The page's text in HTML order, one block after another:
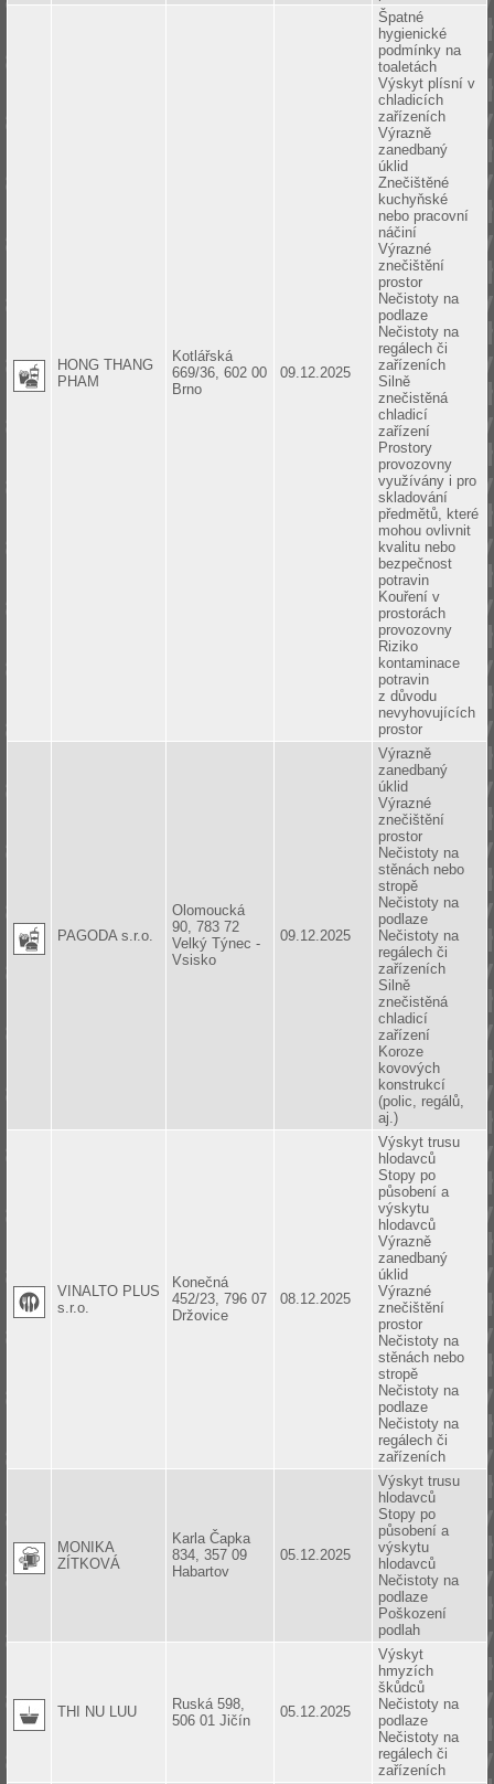
HONG THANG
PHAM
Kotlářská
669/36, 602 00
Brno
09.12.2025
Špatné
hygienické
podmínky na
toaletách
Výskyt plísní v
chladicích
zařízeních
Výrazně
zanedbaný
úklid
Znečištěné
kuchyňské
nebo pracovní
náčiní
Výrazné
znečištění
prostor
Nečistoty na
podlaze
Nečistoty na
regálech či
zařízeních
Silně
znečistěná
chladicí
zařízení
Prostory
provozovny
využívány i pro
skladování
předmětů, které
mohou ovlivnit
kvalitu nebo
bezpečnost
potravin
Kouření v
prostorách
provozovny
Riziko
kontaminace
potravin
z důvodu
nevyhovujících
prostor
PAGODA s.r.o.
Olomoucká
90, 783 72
Velký Týnec -
Vsisko
09.12.2025
Výrazně
zanedbaný
úklid
Výrazné
znečištění
prostor
Nečistoty na
stěnách nebo
stropě
Nečistoty na
podlaze
Nečistoty na
regálech či
zařízeních
Silně
znečistěná
chladicí
zařízení
Koroze
kovových
konstrukcí
(polic, regálů,
aj.)
VINALTO PLUS
s.r.o.
Konečná
452/23, 796 07
Držovice
08.12.2025
Výskyt trusu
hlodavců
Stopy po
působení a
výskytu
hlodavců
Výrazně
zanedbaný
úklid
Výrazné
znečištění
prostor
Nečistoty na
stěnách nebo
stropě
Nečistoty na
podlaze
Nečistoty na
regálech či
zařízeních
MONIKA
ZÍTKOVÁ
Karla Čapka
834, 357 09
Habartov
05.12.2025
Výskyt trusu
hlodavců
Stopy po
působení a
výskytu
hlodavců
Nečistoty na
podlaze
Poškození
podlah
THI NU LUU
Ruská 598,
506 01 Jičín
05.12.2025
Výskyt
hmyzích
škůdců
Nečistoty na
podlaze
Nečistoty na
regálech či
zařízeních